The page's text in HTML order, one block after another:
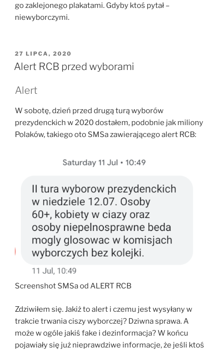
go zaklejonego plakatami. Gdyby ktoś pytał –
niewyborczymi.
OPUBLIKOWANE
W
27 LIPCA, 2020
Alert RCB przed wyborami
Alert
W sobotę, dzień przed drugą turą wyborów
prezydenckich w 2020 dostałem, podobnie jak miliony
Polaków, takiego oto SMSa zawierającego alert RCB:
Screenshot SMSa od ALERT RCB
Zdziwiłem się. Jakiż to alert i czemu jest wysyłany w
trakcie trwania ciszy wyborczej? Dziwna sprawa. A
może w ogóle jakiś fake i dezinformacja? W końcu
pojawiały się już nieprawdziwe informacje, że jeśli ktoś